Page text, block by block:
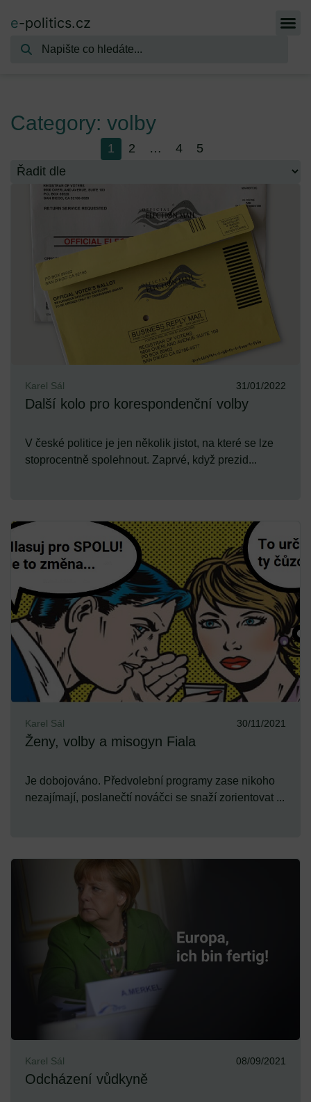
e-politics.cz
Category: volby
1 2 … 4 5
Karel Sál 31/01/2022
Další kolo pro korespondenční volby
V české politice je jen několik jistot, na které se lze
stoprocentně spolehnout. Zaprvé, když prezid...
Karel Sál 30/11/2021
Ženy, volby a misogyn Fiala
Je dobojováno. Předvolební programy zase nikoho
nezajímají, poslanečtí nováčci se snaží zorientovat ...
Karel Sál 08/09/2021
Odcházení vůdkyně